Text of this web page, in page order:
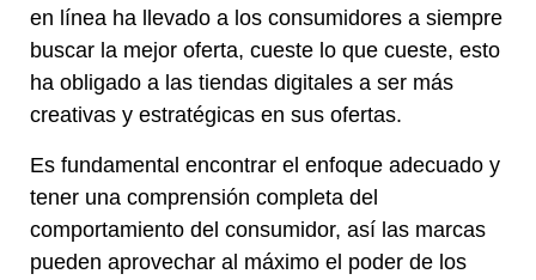
en línea ha llevado a los consumidores a siempre
buscar la mejor oferta, cueste lo que cueste, esto
ha obligado a las tiendas digitales a ser más
creativas y estratégicas en sus ofertas.
Es fundamental encontrar el enfoque adecuado y
tener una comprensión completa del
comportamiento del consumidor, así las marcas
pueden aprovechar al máximo el poder de los